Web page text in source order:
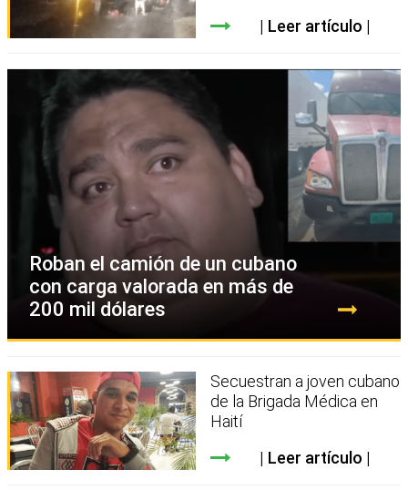
Leer artículo
Roban el camión de un cubano
con carga valorada en más de
200 mil dólares
Secuestran a joven cubano
de la Brigada Médica en
Haití
Leer artículo